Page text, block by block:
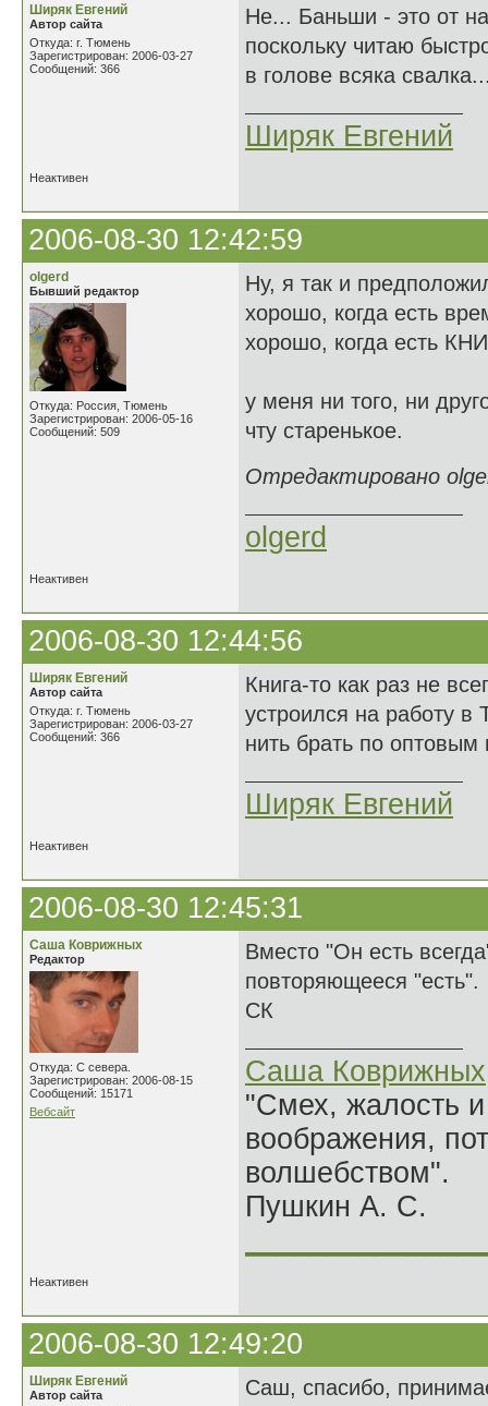
Ширяк Евгений
Автор сайта
Откуда: г. Тюмень
Зарегистрирован: 2006-03-27
Сообщений: 366
Не... Баньши - это от
поскольку читаю
в голове всяка
Ширяк Евгений
Неактивен
2006-08-30 12:42:59
olgerd
Бывший редактор
Откуда: Россия, Тюмень
Зарегистрирован: 2006-05-16
Сообщений: 509
Ну, я так и
хорошо, когда есть
хорошо, когда есть
у меня ни того, ни
чту старенькое.
Отредактировано
olgerd
Неактивен
2006-08-30 12:44:56
Ширяк Евгений
Автор сайта
Откуда: г. Тюмень
Зарегистрирован: 2006-03-27
Сообщений: 366
Книга-то как раз не
устроился на работу в
нить брать по
Ширяк Евгений
Неактивен
2006-08-30 12:45:31
Саша Коврижных
Редактор
Откуда: С севера.
Зарегистрирован: 2006-08-15
Сообщений: 15171
Вебсайт
Вместо "Он есть
повторяющееся "есть".
СК
Саша Коврижных
"Смех, жалость
воображения,
волшебством".
Пушкин А. С.
Неактивен
2006-08-30 12:49:20
Ширяк Евгений
Автор сайта
Саш, спасибо,